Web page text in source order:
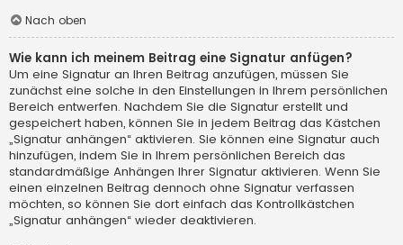
Nach oben
Wie kann ich meinem Beitrag eine Signatur anfügen?
Um eine Signatur an Ihren Beitrag anzufügen, müssen Sie
zunächst eine solche in den Einstellungen in Ihrem persönlichen
Bereich entwerfen. Nachdem Sie die Signatur erstellt und
gespeichert haben, können Sie in jedem Beitrag das Kästchen
„Signatur anhängen“ aktivieren. Sie können eine Signatur auch
hinzufügen, indem Sie in Ihrem persönlichen Bereich das
standardmäßige Anhängen Ihrer Signatur aktivieren. Wenn Sie
einen einzelnen Beitrag dennoch ohne Signatur verfassen
möchten, so können Sie dort einfach das Kontrollkästchen
„Signatur anhängen“ wieder deaktivieren.